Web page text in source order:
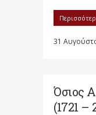
31
Όσιος
(1721 –